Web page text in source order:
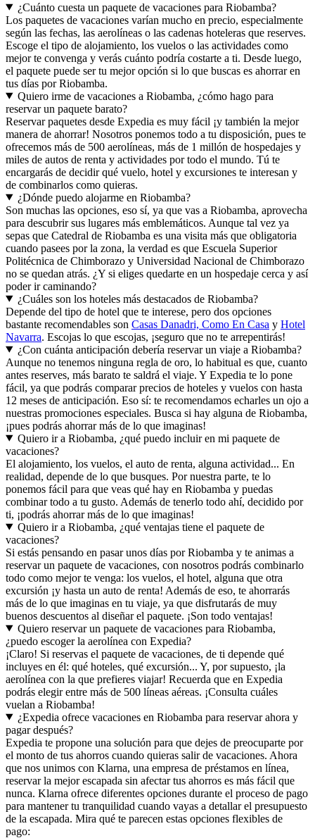
¿Cuánto cuesta un paquete de vacaciones para Riobamba?
Los paquetes de vacaciones varían mucho en precio, especialmente
según las fechas, las aerolíneas o las cadenas hoteleras que reserves.
Escoge el tipo de alojamiento, los vuelos o las actividades como
mejor te convenga y verás cuánto podría costarte a ti. Desde luego,
el paquete puede ser tu mejor opción si lo que buscas es ahorrar en
tus días por Riobamba.
Quiero irme de vacaciones a Riobamba, ¿cómo hago para
reservar un paquete barato?
Reservar paquetes desde Expedia es muy fácil ¡y también la mejor
manera de ahorrar! Nosotros ponemos todo a tu disposición, pues te
ofrecemos más de 500 aerolíneas, más de 1 millón de hospedajes y
miles de autos de renta y actividades por todo el mundo. Tú te
encargarás de decidir qué vuelo, hotel y excursiones te interesan y
de combinarlos como quieras.
¿Dónde puedo alojarme en Riobamba?
Son muchas las opciones, eso sí, ya que vas a Riobamba, aprovecha
para descubrir sus lugares más emblemáticos. Aunque tal vez ya
sepas que Catedral de Riobamba es una visita más que obligatoria
cuando pasees por la zona, la verdad es que Escuela Superior
Politécnica de Chimborazo y Universidad Nacional de Chimborazo
no se quedan atrás. ¿Y si eliges quedarte en un hospedaje cerca y así
poder ir caminando?
¿Cuáles son los hoteles más destacados de Riobamba?
Depende del tipo de hotel que te interese, pero dos opciones
bastante recomendables son Casas Danadri, Como En Casa y Hotel
Navarra. Escojas lo que escojas, ¡seguro que no te arrepentirás!
¿Con cuánta anticipación debería reservar un viaje a Riobamba?
Aunque no tenemos ninguna regla de oro, lo habitual es que, cuanto
antes reserves, más barato te saldrá el viaje. Y Expedia te lo pone
fácil, ya que podrás comparar precios de hoteles y vuelos con hasta
12 meses de anticipación. Eso sí: te recomendamos echarles un ojo a
nuestras promociones especiales. Busca si hay alguna de Riobamba,
¡pues podrás ahorrar más de lo que imaginas!
Quiero ir a Riobamba, ¿qué puedo incluir en mi paquete de
vacaciones?
El alojamiento, los vuelos, el auto de renta, alguna actividad... En
realidad, depende de lo que busques. Por nuestra parte, te lo
ponemos fácil para que veas qué hay en Riobamba y puedas
combinar todo a tu gusto. Además de tenerlo todo ahí, decidido por
ti, ¡podrás ahorrar más de lo que imaginas!
Quiero ir a Riobamba, ¿qué ventajas tiene el paquete de
vacaciones?
Si estás pensando en pasar unos días por Riobamba y te animas a
reservar un paquete de vacaciones, con nosotros podrás combinarlo
todo como mejor te venga: los vuelos, el hotel, alguna que otra
excursión ¡y hasta un auto de renta! Además de eso, te ahorrarás
más de lo que imaginas en tu viaje, ya que disfrutarás de muy
buenos descuentos al diseñar el paquete. ¡Son todo ventajas!
Quiero reservar un paquete de vacaciones para Riobamba,
¿puedo escoger la aerolínea con Expedia?
¡Claro! Si reservas el paquete de vacaciones, de ti depende qué
incluyes en él: qué hoteles, qué excursión... Y, por supuesto, ¡la
aerolínea con la que prefieres viajar! Recuerda que en Expedia
podrás elegir entre más de 500 líneas aéreas. ¡Consulta cuáles
vuelan a Riobamba!
¿Expedia ofrece vacaciones en Riobamba para reservar ahora y
pagar después?
Expedia te propone una solución para que dejes de preocuparte por
el monto de tus ahorros cuando quieras salir de vacaciones. Ahora
que nos unimos con Klarna, una empresa de préstamos en línea,
reservar la mejor escapada sin afectar tus ahorros es más fácil que
nunca. Klarna ofrece diferentes opciones durante el proceso de pago
para mantener tu tranquilidad cuando vayas a detallar el presupuesto
de la escapada. Mira qué te parecen estas opciones flexibles de
pago: